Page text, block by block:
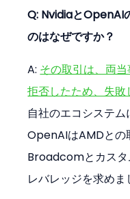
Q: NvidiaとOpenAI
のはなぜですか？
A: その取引は、両
拒否したため、失敗
自社のエコシステム
OpenAIはAMDとの
Broadcomとカスタ
レバレッジを求めま